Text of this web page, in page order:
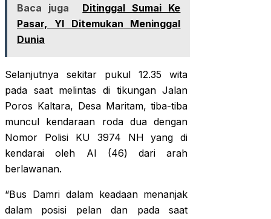
Baca juga
Ditinggal Sumai Ke
Pasar, YI Ditemukan Meninggal
Dunia
Selanjutnya sekitar pukul 12.35 wita
pada saat melintas di tikungan Jalan
Poros Kaltara, Desa Maritam, tiba-tiba
muncul kendaraan roda dua dengan
Nomor Polisi KU 3974 NH yang di
kendarai oleh AI (46) dari arah
berlawanan.
“Bus Damri dalam keadaan menanjak
dalam posisi pelan dan pada saat